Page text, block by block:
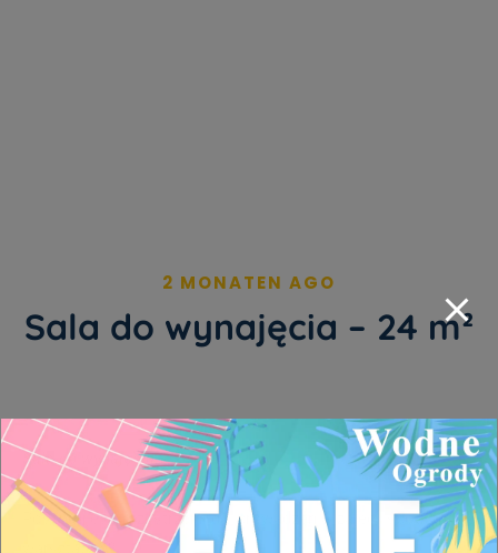
2 MONATEN AGO
Sala do wynajęcia – 24 m²
Sala do wynajęcia – 24 m²
Poszukujesz przestrzeni do prowadzenia zajęć, spotkań lub
warsztatów?